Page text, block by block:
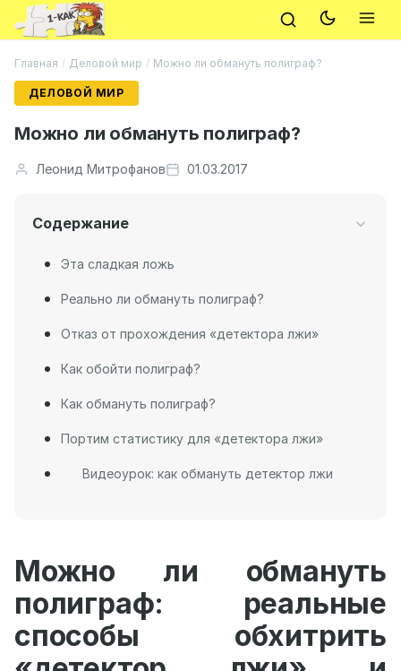
Главная / Деловой мир / Можно ли обмануть полиграф?
ДЕЛОВОЙ МИР
Можно ли обмануть полиграф?
Леонид Митрофанов 01.03.2017
Содержание
Эта сладкая ложь
Реально ли обмануть полиграф?
Отказ от прохождения «детектора лжи»
Как обойти полиграф?
Как обмануть полиграф?
Портим статистику для «детектора лжи»
Видеоурок: как обмануть детектор лжи
Можно ли обмануть
полиграф: реальные
способы обхитрить